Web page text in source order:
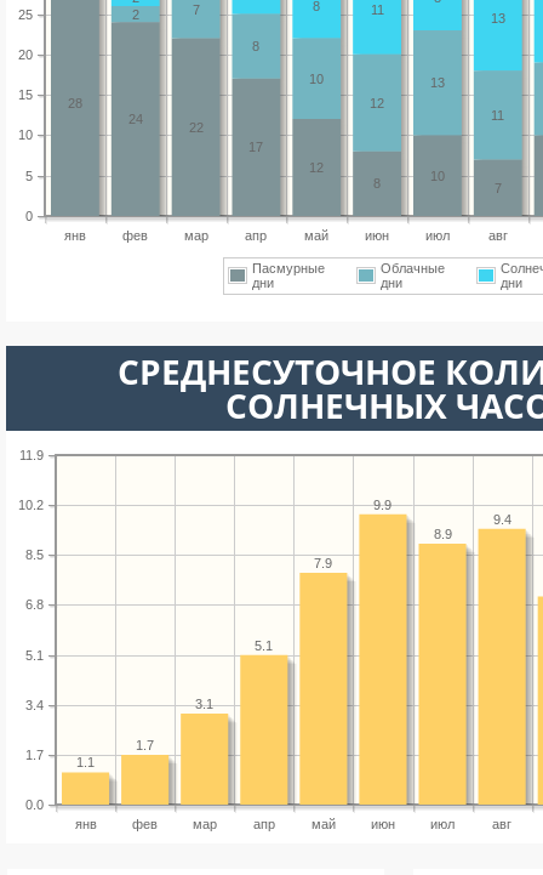
янв фев мар апр май июн июл авг
0
5
10
15
20
25
7
10
8
12
17
22
24
28
11
13
12
10
8
7
2 13
11
8
Пасмурные
дни
Облачные
дни
дни
СРЕДНЕСУТОЧНОЕ
СОЛНЕЧНЫХ
янв фев мар апр май июн июл авг
0.0
1.7
3.4
5.1
6.8
8.5
10.2
11.9
9.4
8.9
9.9
7.9
5.1
3.1
1.7
1.1